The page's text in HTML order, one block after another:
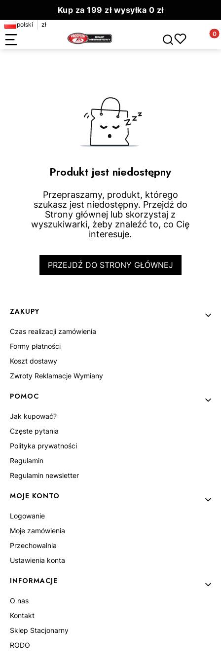
Kup za 199 zł wysyłka 0 zł
polski zł
Otwórz
Produkt jest niedostępny
Przepraszamy, produkt, którego
szukasz jest niedostępny. Przejdź do
Strony głównej lub skorzystaj z
wyszukiwarki, żeby znaleźć to, co Cię
interesuje.
PRZEJDŹ DO STRONY GŁÓWNEJ
Linki w stopce
ZAKUPY
Czas realizacji zamówienia
Formy płatności
Koszt dostawy
Zwroty Reklamacje Wymiany
POMOC
Jak kupować?
Częste pytania
Polityka prywatności
Regulamin
Regulamin newsletter
MOJE KONTO
Logowanie
Moje zamówienia
Przechowalnia
Ustawienia konta
INFORMACJE
O nas
Kontakt
Sklep Stacjonarny
RODO